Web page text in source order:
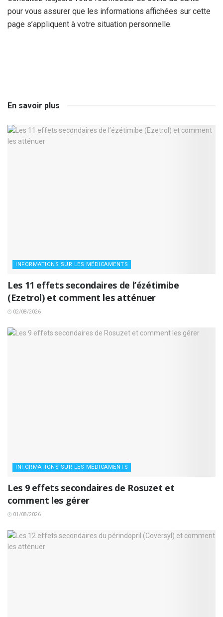
pour vous assurer que les informations affichées sur cette
page s’appliquent à votre situation personnelle.
En savoir plus
INFORMATIONS SUR LES MÉDICAMENTS
Les 11 effets secondaires de l’ézétimibe
(Ezetrol) et comment les atténuer
02/08/2026
INFORMATIONS SUR LES MÉDICAMENTS
Les 9 effets secondaires de Rosuzet et
comment les gérer
01/08/2026